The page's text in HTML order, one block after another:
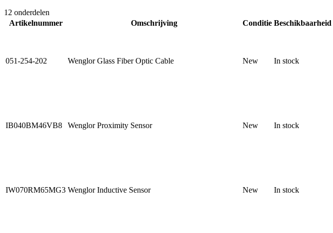
12 onderdelen
Artikelnummer
Omschrijving Conditie Beschikbaarheid
051-254-202 Wenglor Glass Fiber Optic Cable New In stock
IB040BM46VB8 Wenglor Proximity Sensor New In stock
IW070RM65MG3 Wenglor Inductive Sensor New In stock